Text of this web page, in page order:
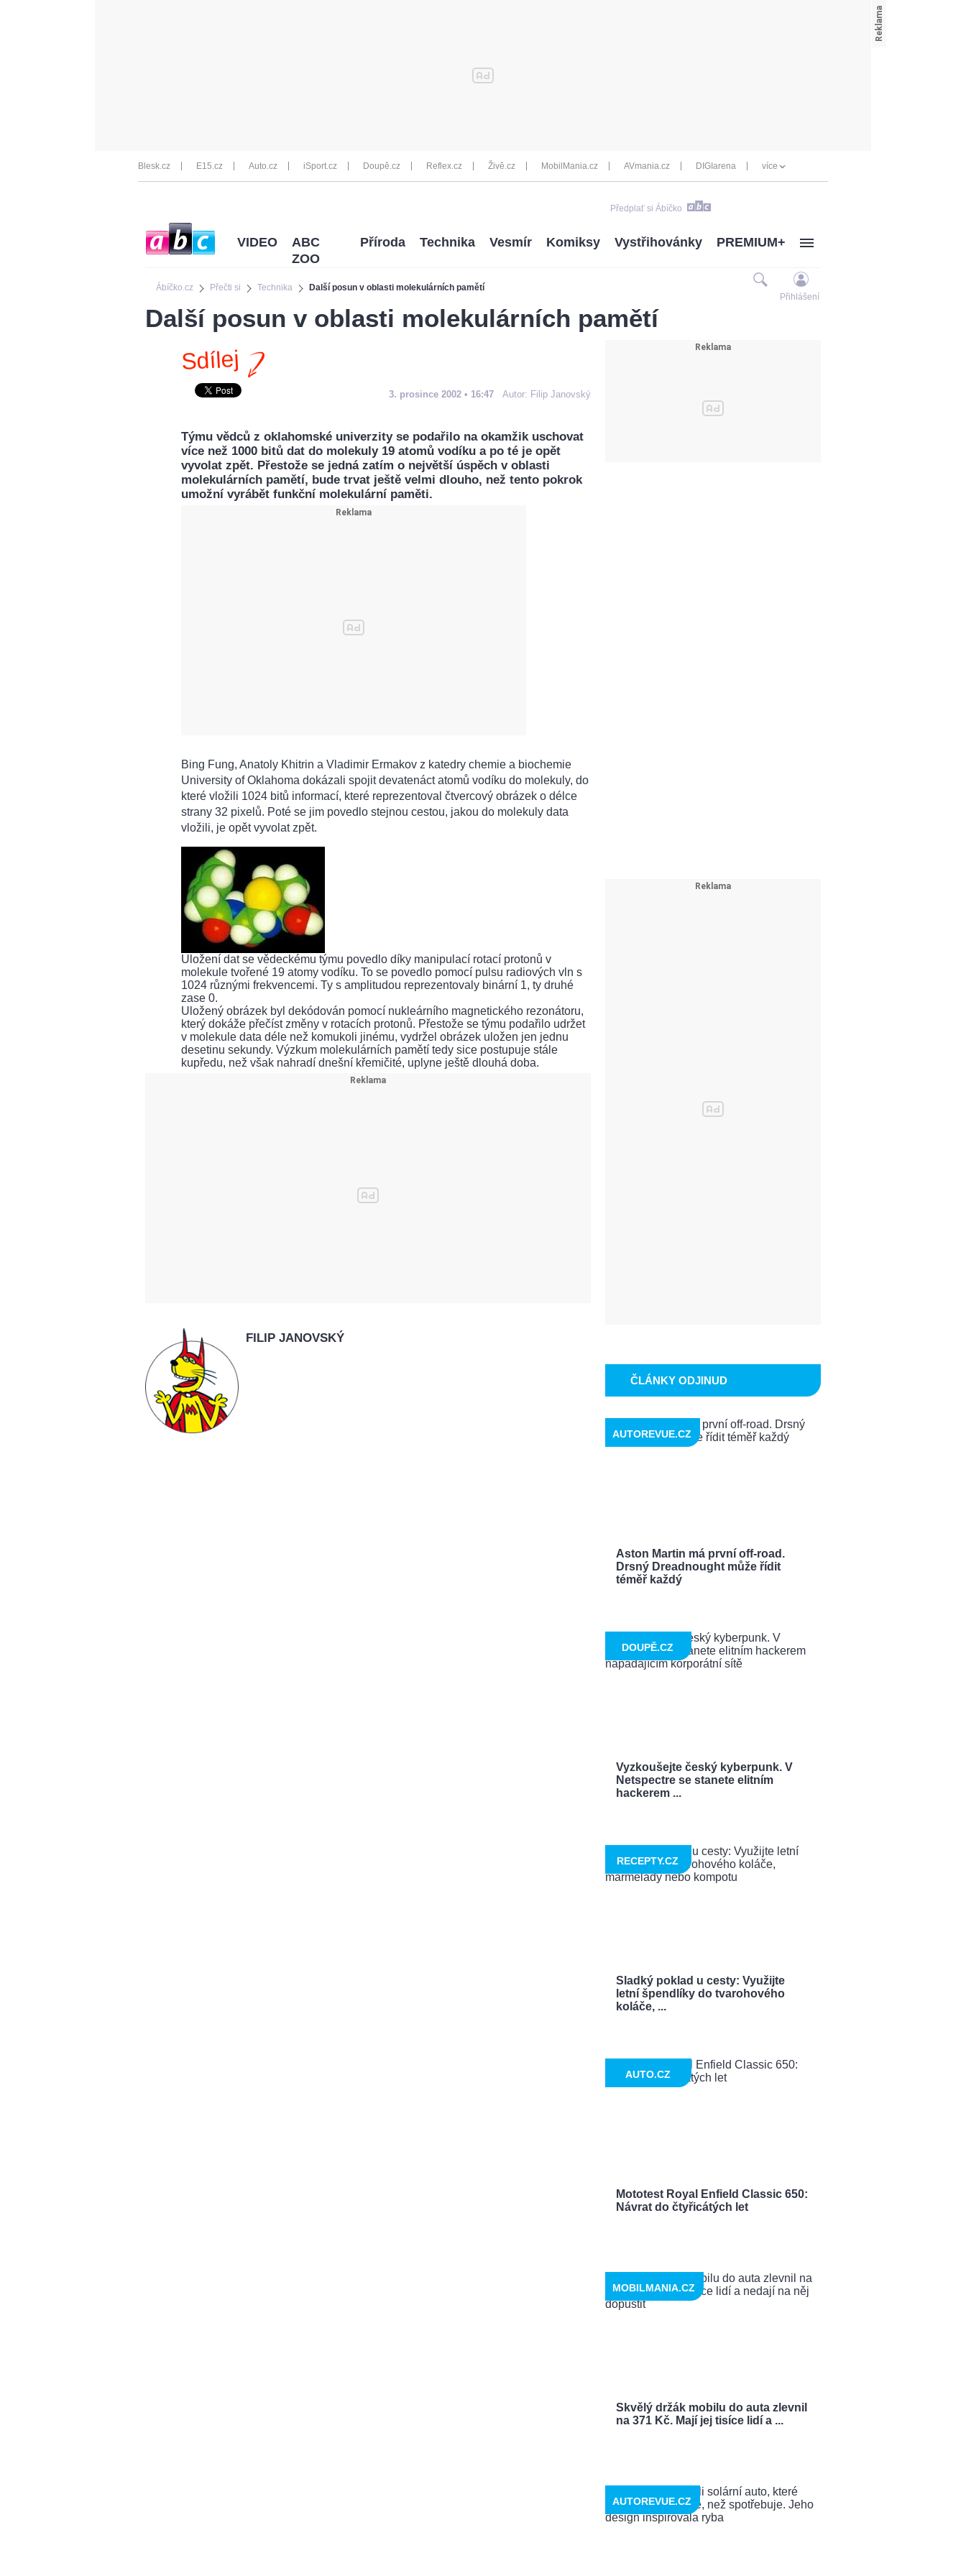
Blesk.cz E15.cz Auto.cz iSport.cz Doupě.cz Reflex.cz Živě.cz MobilMania.cz AVmania.cz DIGIarena více
Předplať si Ábíčko
Ábíčko.cz Přečti si Technika Další posun v oblasti molekulárních pamětí
VIDEO
ABC
ZOO
Příroda Technika Vesmír Komiksy Vystřihovánky PREMIUM+
Přihlášení
Další posun v oblasti molekulárních pamětí
Sdílej
3. prosince 2002 • 16:47 Autor: Filip Janovský
Týmu vědců z oklahomské univerzity se podařilo na okamžik uschovat
více než 1000 bitů dat do molekuly 19 atomů vodíku a po té je opět
vyvolat zpět. Přestože se jedná zatím o největší úspěch v oblasti
molekulárních pamětí, bude trvat ještě velmi dlouho, než tento pokrok
umožní vyrábět funkční molekulární paměti.
Bing Fung, Anatoly Khitrin a Vladimir Ermakov z katedry chemie a biochemie
University of Oklahoma dokázali spojit devatenáct atomů vodíku do molekuly, do
které vložili 1024 bitů informací, které reprezentoval čtvercový obrázek o délce
strany 32 pixelů. Poté se jim povedlo stejnou cestou, jakou do molekuly data
vložili, je opět vyvolat zpět.
Uložení dat se vědeckému týmu povedlo díky manipulací rotací protonů v
molekule tvořené 19 atomy vodíku. To se povedlo pomocí pulsu radiových vln s
1024 různými frekvencemi. Ty s amplitudou reprezentovaly binární 1, ty druhé
zase 0.
Uložený obrázek byl dekódován pomocí nukleárního magnetického rezonátoru,
který dokáže přečíst změny v rotacích protonů. Přestože se týmu podařilo udržet
v molekule data déle než komukoli jinému, vydržel obrázek uložen jen jednu
desetinu sekundy. Výzkum molekulárních pamětí tedy sice postupuje stále
kupředu, než však nahradí dnešní křemičité, uplyne ještě dlouhá doba.
FILIP JANOVSKÝ
ČLÁNKY ODJINUD
Aston Martin má první off-road.
Drsný Dreadnought může řídit
téměř každý
AUTOREVUE.CZ
Vyzkoušejte český kyberpunk. V
Netspectre se stanete elitním
hackerem ...
DOUPĚ.CZ
Sladký poklad u cesty: Využijte
letní špendlíky do tvarohového
koláče, ...
RECEPTY.CZ
Mototest Royal Enfield Classic 650:
Návrat do čtyřicátých let
AUTO.CZ
Skvělý držák mobilu do auta zlevnil
na 371 Kč. Mají jej tisíce lidí a ...
MOBILMANIA.CZ
AUTOREVUE.CZ